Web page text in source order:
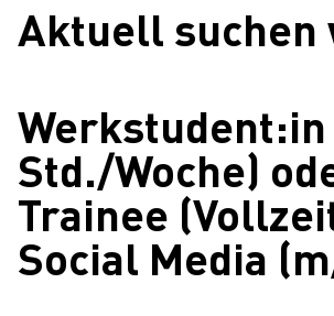
Aktuell suchen
Werkstudent:in
Std./Woche)
Trainee
Social Media